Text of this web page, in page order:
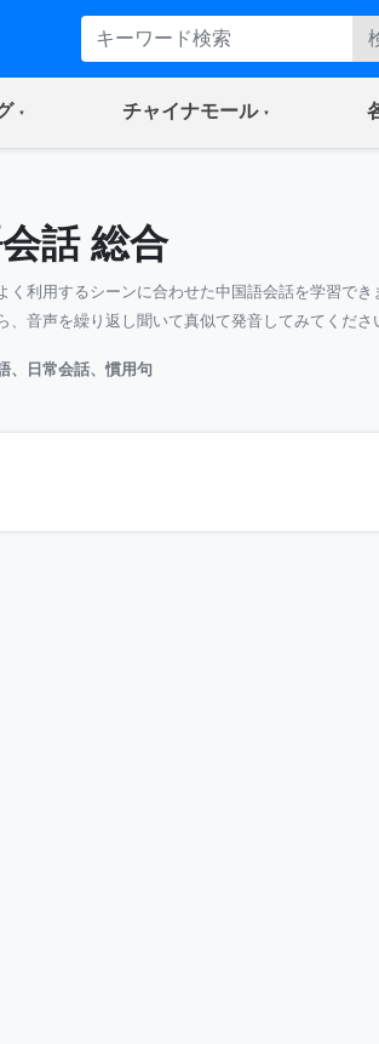
(current) チャイナモール(current)
話 総合
利用するシーンに合わせた中国語会話を学習でき
音声を繰り返し聞いて真似て発音してみてくださ
、日常会話、慣用句